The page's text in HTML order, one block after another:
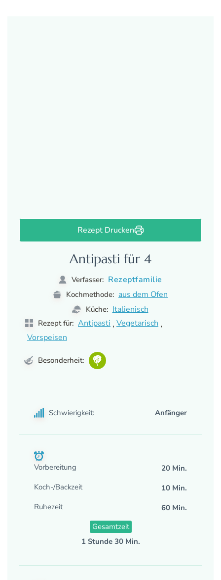
Rezept Drucken
Antipasti für 4
Verfasser: Rezeptfamilie
Kochmethode: aus dem Ofen
Küche: Italienisch
Rezept für: Antipasti , Vegetarisch ,
Vorspeisen
Besonderheit:
Schwierigkeit: Anfänger
Vorbereitung
20 Min.
Koch-/Backzeit
10 Min.
Ruhezeit
60 Min.
Gesamtzeit
1 Stunde 30 Min.